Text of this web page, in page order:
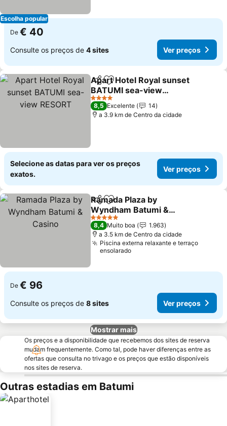
Escolha popular
De € 40
Consulte os preços de 4 sites Ver preços
PartilharAdicionar aos favoritos
Apart Hotel Royal sunset
BATUMI sea-view
RESORT
Ver preços
4 Estrelas
8,5 Excelente
14
a 3.9 km de Centro da cidade
Selecione as datas para ver os preços
exatos.
Ver preços
PartilharAdicionar aos favoritos
Ramada Plaza by
Wyndham Batumi &
Casino
Ver preços
5 Estrelas
8,4 Muito boa
1.963
a 3.5 km de Centro da cidade
Piscina externa relaxante e terraço
ensolarado
De € 96
Consulte os preços de 8 sites Ver preços
Mostrar mais
Os preços e a disponibilidade que recebemos dos sites de reserva
mudam frequentemente. Como tal, pode haver diferenças entre as
ofertas que consulta no trivago e os preços que estão disponíveis
nos sites de reserva.
Outras estadias em Batumi